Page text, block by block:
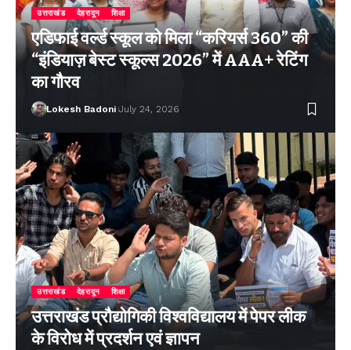
उत्तराखंड देहरादून शिक्षा
एडिफाई वर्ल्ड स्कूल को मिला “करियर्स 360” की
“इंडियाज़ बेस्ट स्कूल्स 2026” में AAA+ रेटिंग
का गौरव
Lokesh Badoni July 24, 2026
उत्तराखंड देहरादून शिक्षा
उत्तराखंड प्रौद्योगिकी विश्वविद्यालय में पेपर लीक
के विरोध में प्रदर्शन एवं ज्ञापन